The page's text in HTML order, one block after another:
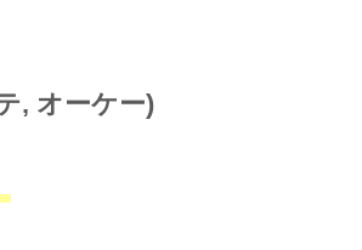
, オーケー)